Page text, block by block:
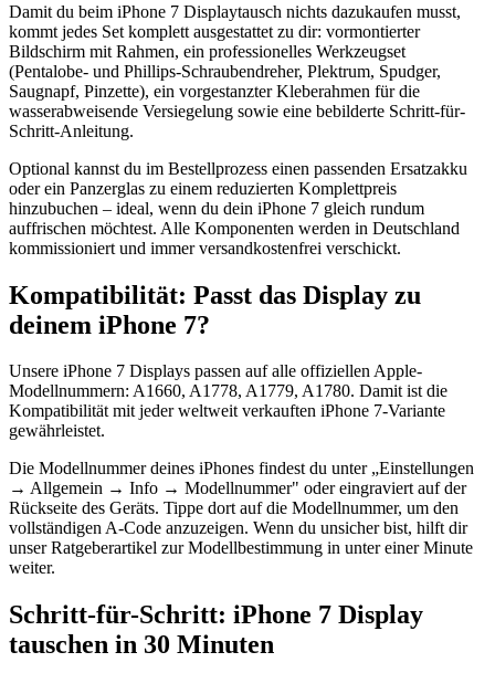
Damit du beim iPhone 7 Displaytausch nichts dazukaufen musst,
kommt jedes Set komplett ausgestattet zu dir: vormontierter
Bildschirm mit Rahmen, ein professionelles Werkzeugset
(Pentalobe- und Phillips-Schraubendreher, Plektrum, Spudger,
Saugnapf, Pinzette), ein vorgestanzter Kleberahmen für die
wasserabweisende Versiegelung sowie eine bebilderte Schritt-für-
Schritt-Anleitung.
Optional kannst du im Bestellprozess einen passenden Ersatzakku
oder ein Panzerglas zu einem reduzierten Komplettpreis
hinzubuchen – ideal, wenn du dein iPhone 7 gleich rundum
auffrischen möchtest. Alle Komponenten werden in Deutschland
kommissioniert und immer versandkostenfrei verschickt.
Kompatibilität: Passt das Display zu
deinem iPhone 7?
Unsere iPhone 7 Displays passen auf alle offiziellen Apple-
Modellnummern: A1660, A1778, A1779, A1780. Damit ist die
Kompatibilität mit jeder weltweit verkauften iPhone 7-Variante
gewährleistet.
Die Modellnummer deines iPhones findest du unter „Einstellungen
→ Allgemein → Info → Modellnummer" oder eingraviert auf der
Rückseite des Geräts. Tippe dort auf die Modellnummer, um den
vollständigen A-Code anzuzeigen. Wenn du unsicher bist, hilft dir
unser Ratgeberartikel zur Modellbestimmung in unter einer Minute
weiter.
Schritt-für-Schritt: iPhone 7 Display
tauschen in 30 Minuten